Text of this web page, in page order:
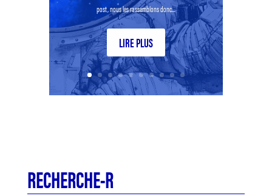
post, nous les rassemblons donc...
LIRE PLUS
RECHERCHE-R